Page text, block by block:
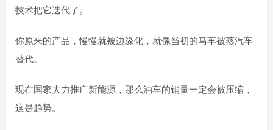
技术把它迭代了。
你原来的产品，慢慢就被边缘化，就像当初的马车被蒸汽车
替代。
现在国家大力推广新能源，那么油车的销量一定会被压缩，
这是趋势。